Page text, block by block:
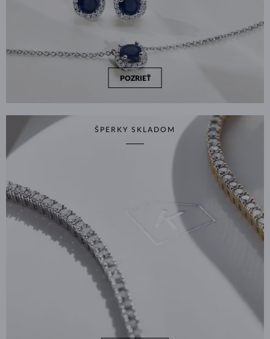
POZRIEŤ
ŠPERKY SKLADOM